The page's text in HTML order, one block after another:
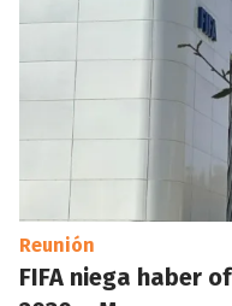
Reunión
FIFA niega haber